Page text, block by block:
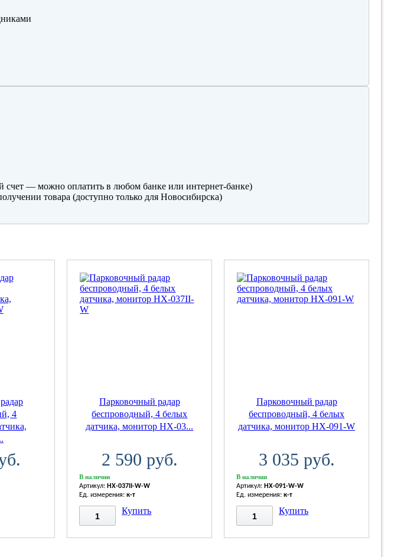
счет — можно оплатить в любом банке или интернет-банке)
товара (доступно только для Новосибирска)
4
Парковочный радар
беспроводный, 4 белых
датчика, монитор HX-03...
2 590 руб.
В наличии
Артикул: HX-037II-W-W
Ед. измерения:к-т
Купить
Парковочный радар
беспроводный, 4 белых
датчика, монитор HX-091-W
3 035 руб.
В наличии
Артикул: HX-091-W-W
Ед. измерения:к-т
Купить